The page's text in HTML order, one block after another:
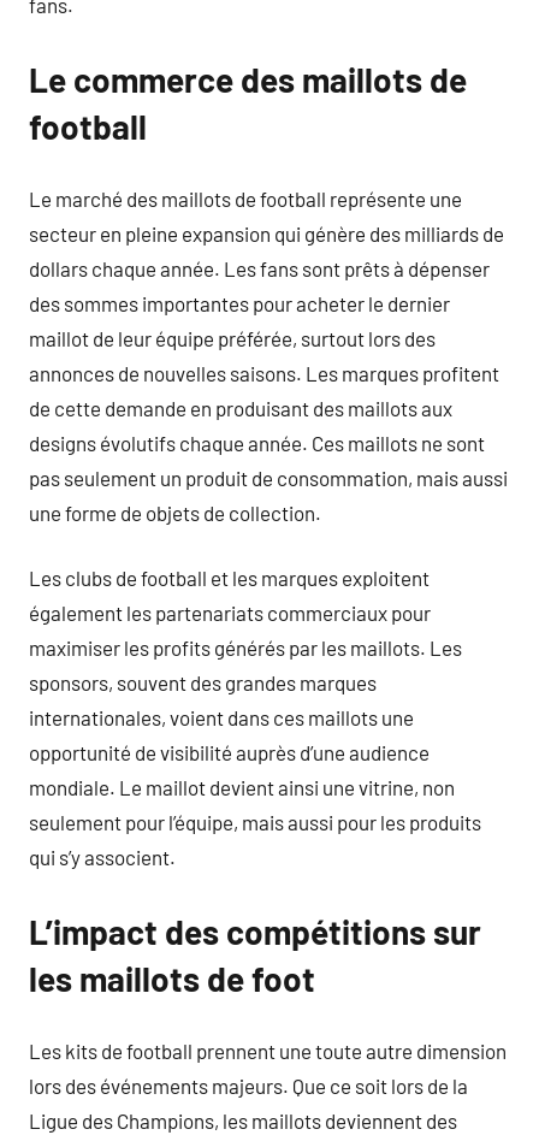
fans.
Le commerce des maillots de
football
Le marché des maillots de football représente une
secteur en pleine expansion qui génère des milliards de
dollars chaque année. Les fans sont prêts à dépenser
des sommes importantes pour acheter le dernier
maillot de leur équipe préférée, surtout lors des
annonces de nouvelles saisons. Les marques profitent
de cette demande en produisant des maillots aux
designs évolutifs chaque année. Ces maillots ne sont
pas seulement un produit de consommation, mais aussi
une forme de objets de collection.
Les clubs de football et les marques exploitent
également les partenariats commerciaux pour
maximiser les profits générés par les maillots. Les
sponsors, souvent des grandes marques
internationales, voient dans ces maillots une
opportunité de visibilité auprès d’une audience
mondiale. Le maillot devient ainsi une vitrine, non
seulement pour l’équipe, mais aussi pour les produits
qui s’y associent.
L’impact des compétitions sur
les maillots de foot
Les kits de football prennent une toute autre dimension
lors des événements majeurs. Que ce soit lors de la
Ligue des Champions, les maillots deviennent des